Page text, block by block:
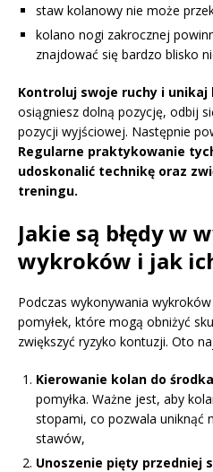
staw kolanowy nie może
kolano nogi zakrocznej
znajdować się bardzo blisko
Kontroluj swoje ruchy i unikaj
osiągniesz dolną pozycję, odbij
pozycji wyjściowej. Następnie
Regularne praktykowanie
udoskonalić technikę oraz
treningu.
Jakie są błędy w
wykroków i jak
Podczas wykonywania
pomyłek, które mogą obniżyć
zwiększyć ryzyko kontuzji. Oto
Kierowanie kolan do środka
pomyłka. Ważne jest, aby
stopami, co pozwala uniknąć
stawów,
Unoszenie pięty przedniej